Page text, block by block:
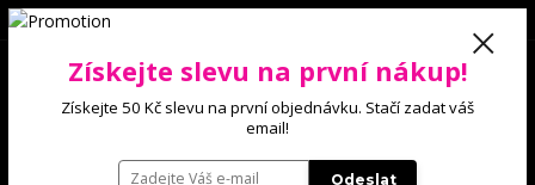
0 Kč
Získejte slevu na první nákup!
Získejte 50 Kč slevu na první objednávku. Stačí zadat váš
email!
Odeslat